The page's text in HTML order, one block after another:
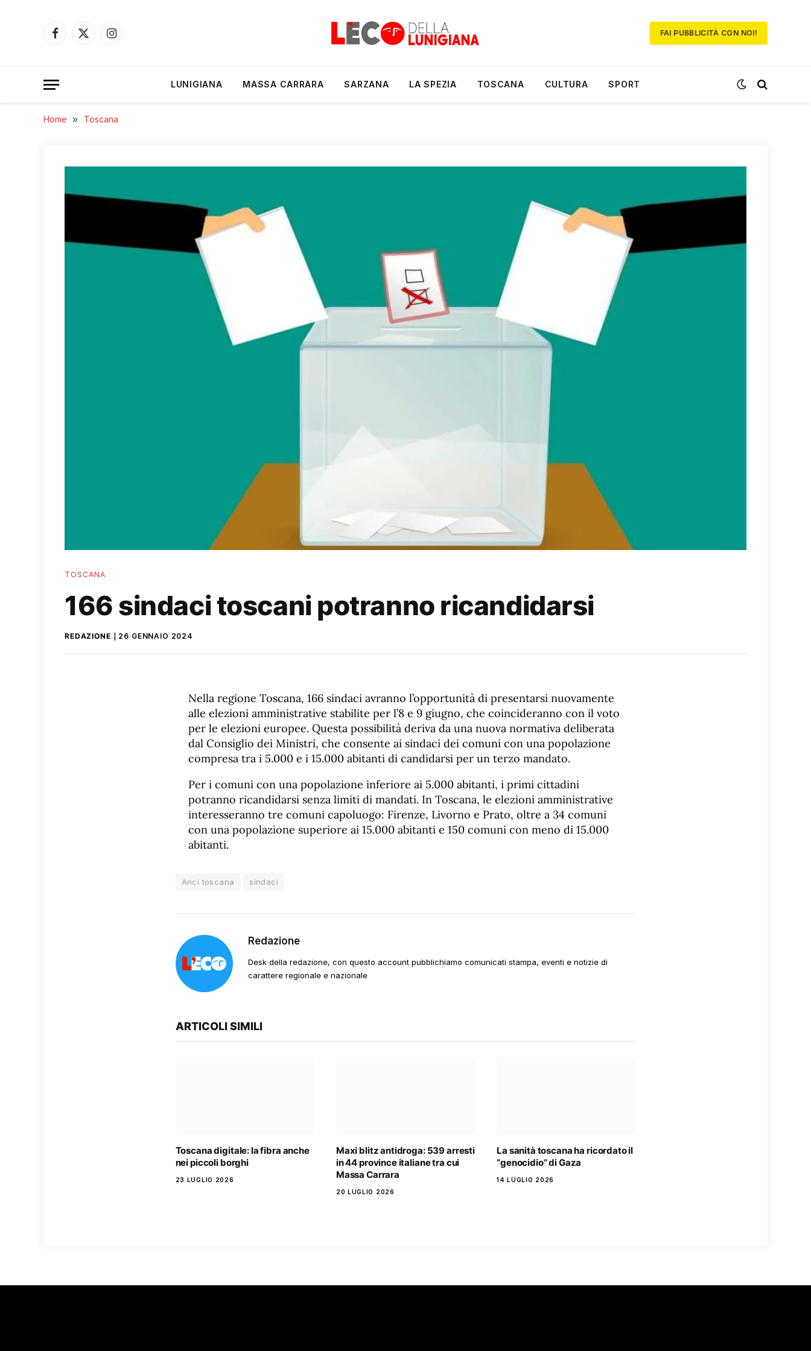
Facebook
X
Instagram
FAI PUBBLICITÀ CON NOI!
LUNIGIANA MASSA CARRARA SARZANA LA SPEZIA TOSCANA CULTURA SPORT
Home » Toscana
TOSCANA
166 sindaci toscani potranno ricandidarsi
REDAZIONE 26 GENNAIO 2024
Nella regione Toscana, 166 sindaci avranno l’opportunità di presentarsi nuovamente
alle elezioni amministrative stabilite per l’8 e 9 giugno, che coincideranno con il voto
per le elezioni europee. Questa possibilità deriva da una nuova normativa deliberata
dal Consiglio dei Ministri, che consente ai sindaci dei comuni con una popolazione
compresa tra i 5.000 e i 15.000 abitanti di candidarsi per un terzo mandato.
Per i comuni con una popolazione inferiore ai 5.000 abitanti, i primi cittadini
potranno ricandidarsi senza limiti di mandati. In Toscana, le elezioni amministrative
interesseranno tre comuni capoluogo: Firenze, Livorno e Prato, oltre a 34 comuni
con una popolazione superiore ai 15.000 abitanti e 150 comuni con meno di 15.000
abitanti.
Anci toscana sindaci
Redazione
Desk della redazione, con questo account pubblichiamo comunicati stampa, eventi e notizie di
carattere regionale e nazionale
ARTICOLI SIMILI
Toscana digitale: la fibra anche
nei piccoli borghi
23 LUGLIO 2026
Maxi blitz antidroga: 539 arresti
in 44 province italiane tra cui
Massa Carrara
20 LUGLIO 2026
La sanità toscana ha ricordato il
“genocidio” di Gaza
14 LUGLIO 2026